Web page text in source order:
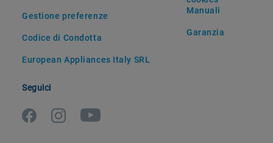
Gestione preferenze
Codice di Condotta
European Appliances Italy SRL
Manuali
Garanzia
Seguici